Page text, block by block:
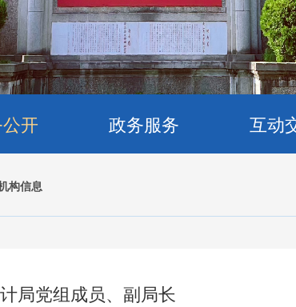
开 政务服务 互动
构信息
局党组成员、副局长